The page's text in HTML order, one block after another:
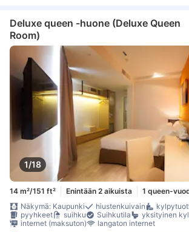
Deluxe queen -huone (Deluxe Queen
Room)
1/18
14 m²/151 ft² Enintään 2 aikuista
1 queen-
Näkymä: Kaupunki
hiustenkuivain
pyyhkeet
suihku Suihkutila
yksityinen
internet (maksuton)
langaton internet